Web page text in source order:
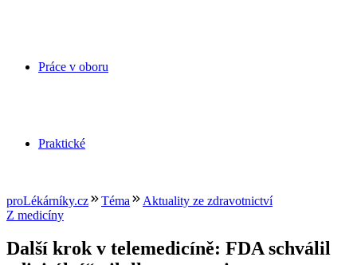
Práce v oboru
Praktické
proLékárníky.cz Téma
Aktuality ze zdravotnictví
Z medicíny
Další krok v telemedicíně: FDA schválil